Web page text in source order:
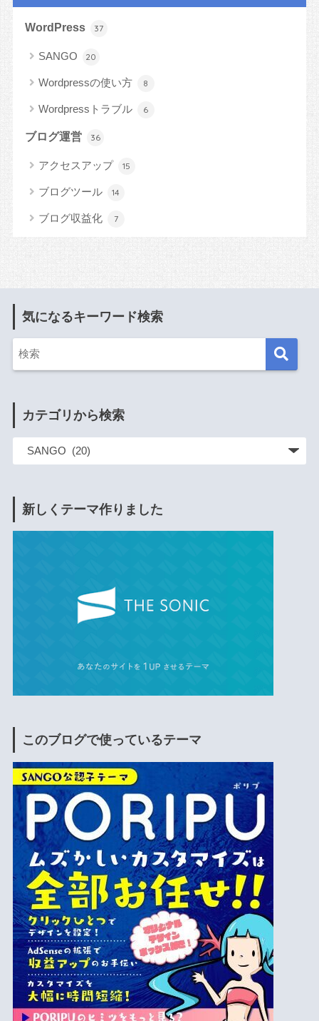
WordPress 37
SANGO 20
Wordpressの使い方 8
Wordpressトラブル 6
ブログ運営 36
アクセスアップ 15
ブログツール 14
ブログ収益化 7
気になるキーワード検索
カテゴリから検索
新しくテーマ作りました
このブログで使っているテーマ